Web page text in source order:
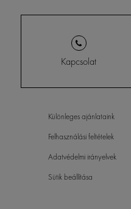
Kapcsolat
Különleges ajánlataink
Felhasználási feltételek
Adatvédelmi irányelvek
Sütik beállítása